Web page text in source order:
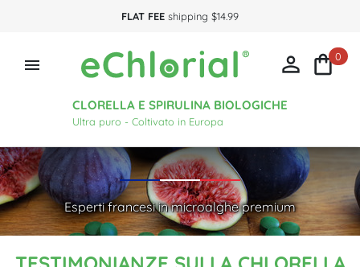
FLAT FEE shipping $14.99

CLORELLA E SPIRULINA BIOLOGICHE
Ultra puro - Coltivato in Europa
 0
Esperti francesi in microalghe premium